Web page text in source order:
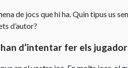
de
CEDRO
a
de jocs que hi ha. Quin tipus us
d’autor?
d’intentar fer els